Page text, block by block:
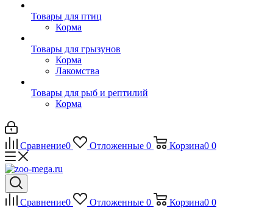
Товары для птиц
Корма
Товары для грызунов
Корма
Лакомства
Товары для рыб и рептилий
Корма
Сравнение0 Отложенные 0 Корзина0 0
Сравнение0 Отложенные 0 Корзина0 0